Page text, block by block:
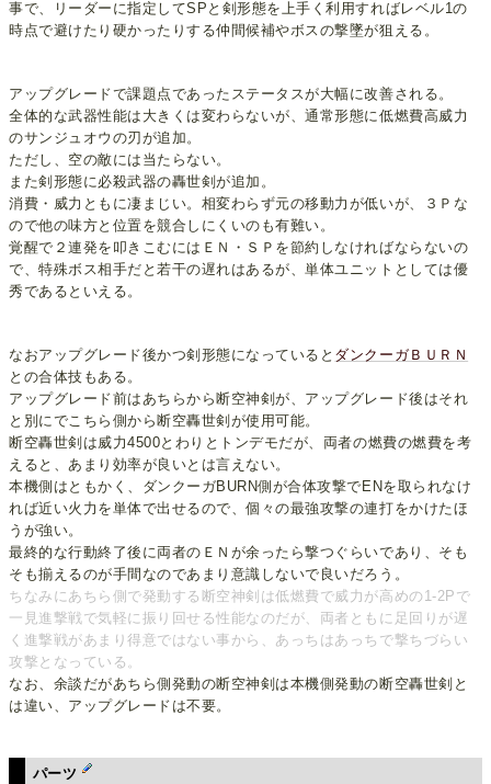
事で、リーダーに指定してSPと剣形態を上手く利用すればレベル1の
時点で避けたり硬かったりする仲間候補やボスの撃墜が狙える。
アップグレードで課題点であったステータスが大幅に改善される。
全体的な武器性能は大きくは変わらないが、通常形態に低燃費高威力
のサンジュオウの刃が追加。
ただし、空の敵には当たらない。
また剣形態に必殺武器の轟世剣が追加。
消費・威力ともに凄まじい。相変わらず元の移動力が低いが、３Ｐな
ので他の味方と位置を競合しにくいのも有難い。
覚醒で２連発を叩きこむにはＥＮ・ＳＰを節約しなければならないの
で、特殊ボス相手だと若干の遅れはあるが、単体ユニットとしては優
秀であるといえる。
なおアップグレード後かつ剣形態になっていると ダンクーガＢＵＲＮ
との合体技もある。
アップグレード前はあちらから断空神剣が、アップグレード後はそれ
と別にでこちら側から断空轟世剣が使用可能。
断空轟世剣は威力4500とわりとトンデモだが、両者の燃費の燃費を考
えると、あまり効率が良いとは言えない。
本機側はともかく、ダンクーガBURN側が合体攻撃でENを取られなけ
れば近い火力を単体で出せるので、個々の最強攻撃の連打をかけたほ
うが強い。
最終的な行動終了後に両者のＥＮが余ったら撃つぐらいであり、そも
そも揃えるのが手間なのであまり意識しないで良いだろう。
ちなみにあちら側で発動する断空神剣は低燃費で威力が高めの1-2Pで
一見進撃戦で気軽に振り回せる性能なのだが、両者ともに足回りが遅
く進撃戦があまり得意ではない事から、あっちはあっちで撃ちづらい
攻撃となっている。
なお、余談だがあちら側発動の断空神剣は本機側発動の断空轟世剣と
は違い、アップグレードは不要。
パーツ